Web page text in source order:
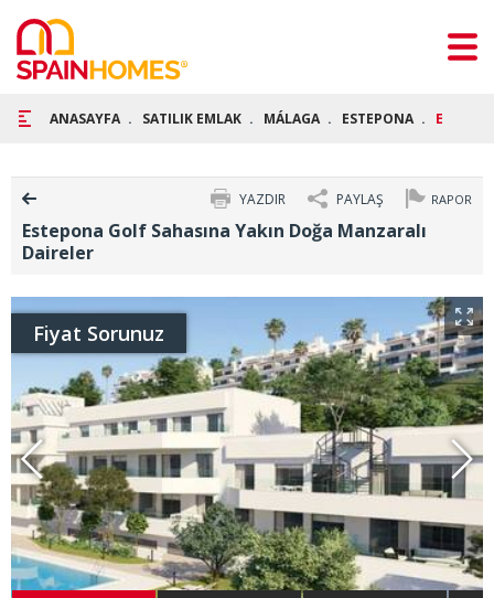
ANASAYFA SATILIK EMLAK MÁLAGA ESTEPONA
RAPOR
PAYLAŞ
YAZDIR
Estepona Golf Sahasına Yakın Doğa Manzaralı
Daireler
Fiyat Sorunuz